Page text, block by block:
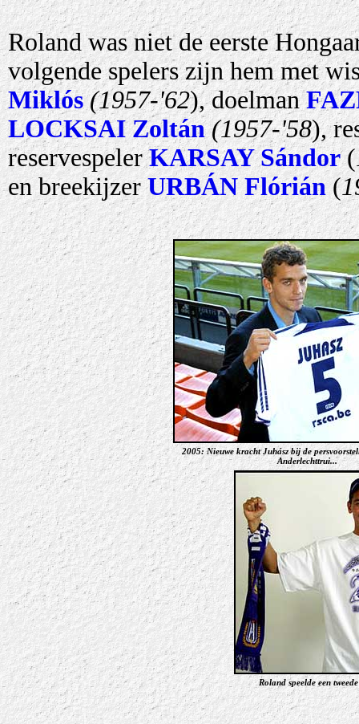
Roland was niet de eerste
volgende spelers zijn hem met
Miklós (1957-'62),doelman
LOCKSAI Zoltán (1957-'58),
reservespelerKARSAY Sándor(
en breekijzerURBÁN Flórián(
2005: Nieuwe kracht Juhász bij de
Anderlechttrui...
Roland speelde een